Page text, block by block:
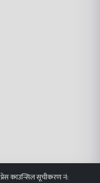
प्रेस काउन्सिल सूचीकरण नं: